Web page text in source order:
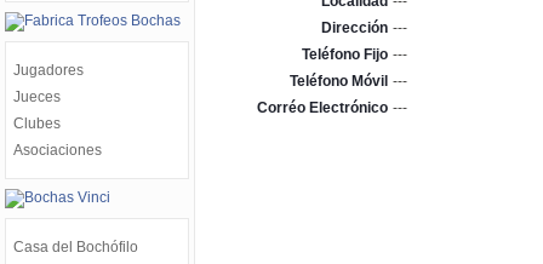
Jugadores
Jueces
Clubes
Asociaciones
Casa del Bochófilo
Dirección ---
Teléfono Fijo ---
Teléfono Móvil ---
Corréo Electrónico ---